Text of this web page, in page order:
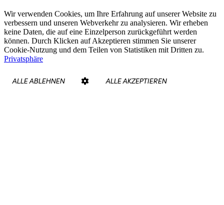
Wir verwenden Cookies, um Ihre Erfahrung auf unserer Website zu
verbessern und unseren Webverkehr zu analysieren. Wir erheben
keine Daten, die auf eine Einzelperson zurückgeführt werden
können. Durch Klicken auf Akzeptieren stimmen Sie unserer
Cookie-Nutzung und dem Teilen von Statistiken mit Dritten zu.
Privatsphäre
ALLE ABLEHNEN ALLE AKZEPTIEREN